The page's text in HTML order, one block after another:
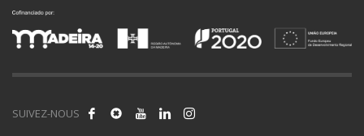
SUIVEZ-NOUS